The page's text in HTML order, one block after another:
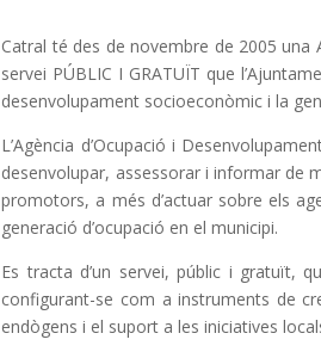
Catral té des de novembre de 2005 una
servei PÚBLIC I GRATUÏT que
desenvolupament socioeconòmic i la
L’Agència d’Ocupació i
desenvolupar, assessorar i informar de
promotors, a més d’actuar sobre els
generació d’ocupació en el municipi.
Es tracta d’un servei, públic i gratuït,
configurant-se com a instruments de
endògens i el suport a les iniciatives